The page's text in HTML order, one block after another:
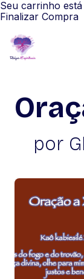
Seu carrinho
Finalizar Compra
por